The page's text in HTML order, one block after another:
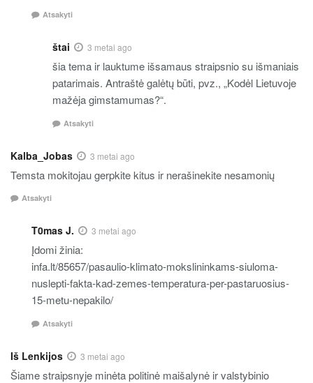
Atsakyti
štai 3 metai ago
šia tema ir lauktume išsamaus straipsnio su išmaniais
patarimais. Antraštė galėtų būti, pvz., „Kodėl Lietuvoje
mažėja gimstamumas?“.
Atsakyti
Kalba_Jobas 3 metai ago
Temsta mokitojau gerpkite kitus ir nerašinekite nesamonių
Atsakyti
T0mas J. 3 metai ago
Įdomi žinia:
infa.lt/85657/pasaulio-klimato-mokslininkams-siuloma-
nuslepti-fakta-kad-zemes-temperatura-per-pastaruosius-
15-metu-nepakilo/
Atsakyti
Iš Lenkijos 3 metai ago
Šiame straipsnyje minėta politinė maišalynė ir valstybinio